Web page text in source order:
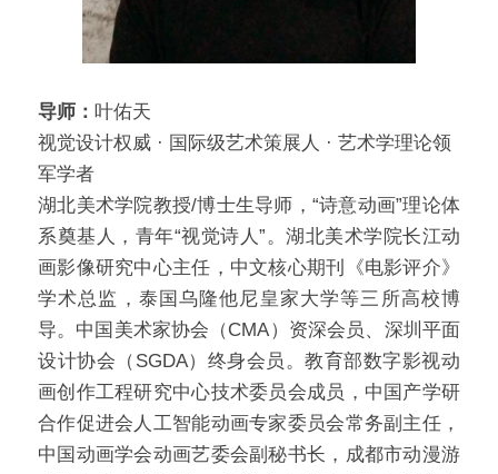
导师： 叶佑天
视觉设计权威 · 国际级艺术策展人 · 艺术学理论领
军学者​
湖北美术学院教授/博士生导师，“诗意动画”理论体
系奠基人，青年“视觉诗人”。湖北美术学院长江动
画影像研究中心主任，中文核心期刊《电影评介》
学术总监，泰国乌隆他尼皇家大学等三所高校博
导。中国美术家协会（CMA）资深会员、深圳平面
设计协会（SGDA）终身会员。教育部数字影视动
画创作工程研究中心技术委员会成员，中国产学研
合作促进会人工智能动画专家委员会常务副主任，
中国动画学会动画艺委会副秘书长，成都市动漫游